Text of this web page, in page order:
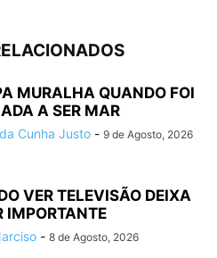
MURALHA QUANDO FOI
A SER MAR
Cunha Justo - 9 de Agosto, 2026
VER TELEVISÃO DEIXA
IMPORTANTE
- 8 de Agosto, 2026